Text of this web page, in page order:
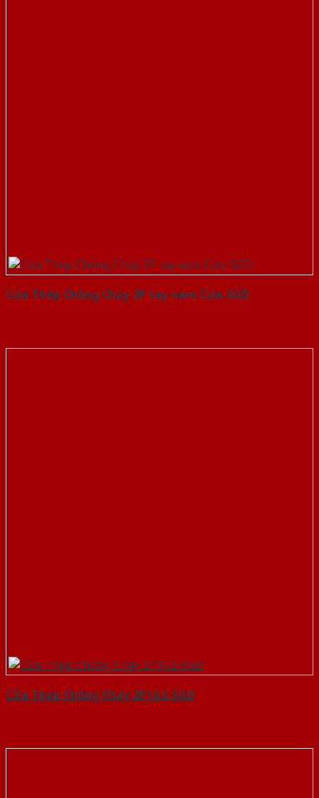
Cửa Thép Chống Cháy 2P tay nam Cửa-SGD
Cửa Thép Chống Cháy 2P1G2-SGD